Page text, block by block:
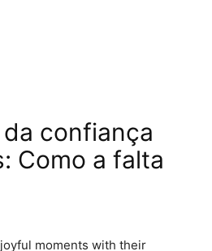
confiança
Como a falta